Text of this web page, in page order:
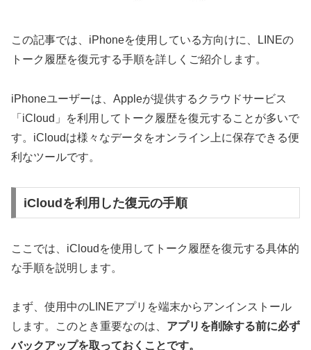
この記事では、iPhoneを使用している方向けに、LINEの
トーク履歴を復元する手順を詳しくご紹介します。
iPhoneユーザーは、Appleが提供するクラウドサービス
「iCloud」を利用してトーク履歴を復元することが多いで
す。iCloudは様々なデータをオンライン上に保存できる便
利なツールです。
iCloudを利用した復元の手順
ここでは、iCloudを使用してトーク履歴を復元する具体的
な手順を説明します。
まず、使用中のLINEアプリを端末からアンインストール
します。このとき重要なのは、 アプリを削除する前に必ず
バックアップを取っておくことです。